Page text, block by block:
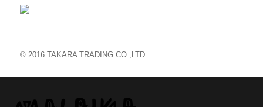
© 2016 TAKARA TRADING CO.,LTD